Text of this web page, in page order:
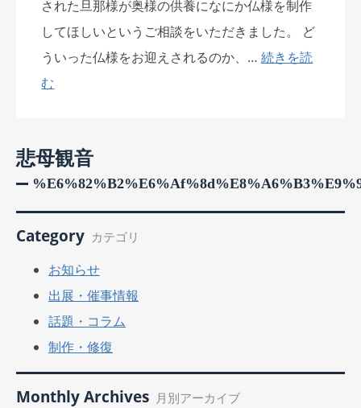
悲母観音
Category カテゴリ
お知らせ
出展・催事情報
話題・コラム
制作・修復
Monthly Archives 月別アーカイブ
された旦那様が奥様の供養になにか仏様を制作
してほしいというご相談をいただきました。 ど
ういった仏様をお迎えされるのか、…続きを読
む